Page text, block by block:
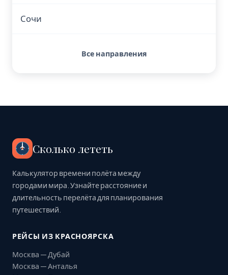
Сочи
Все направления
Сколько лететь
Калькулятор времени полёта между
городами мира. Узнайте расстояние и
длительность перелёта для планирования
путешествий.
РЕЙСЫ ИЗ КРАСНОЯРСКА
Москва — Дубай
Москва — Анталья